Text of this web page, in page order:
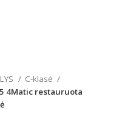
C-klasė
4Matic restauruota